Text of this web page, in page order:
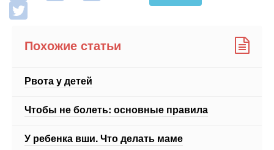
Похожие статьи
Рвота у детей
Чтобы не болеть: основные правила